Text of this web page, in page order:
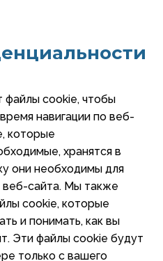
файлы cookie, чтобы
навигации по веб-
которые
хранятся в
они необходимы для
веб-сайта. Мы также
cookie, которые
и понимать, как вы
Эти файлы cookie будут
только с вашего